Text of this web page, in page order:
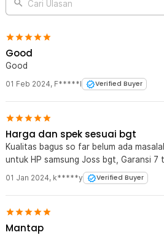
Cari Ulasan
Good
Good
01 Feb 2024, F*****l Verified Buyer
Harga dan spek sesuai bgt
Kualitas bagus so far belum ada
untuk HP samsung Joss bgt, Garansi 7
01 Jan 2024, k*****y Verified Buyer
Mantap